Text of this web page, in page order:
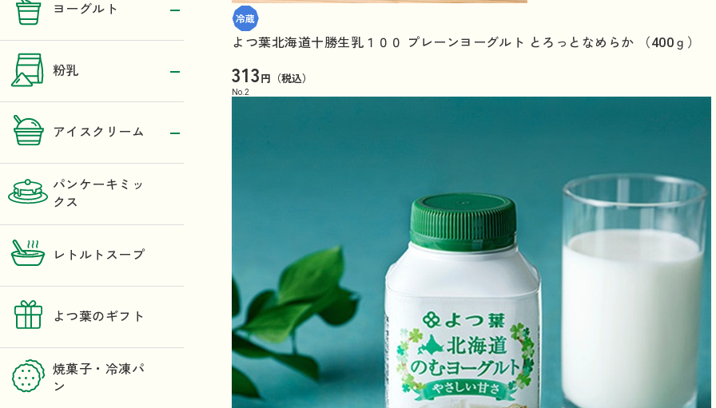
ヨーグルト
粉乳
アイスクリーム
パンケーキミッ
クス
レトルトスープ
よつ葉のギフト
焼菓子・冷凍パ
ン
よつ葉北海道十勝生乳１００ プレーンヨーグルト とろっとなめらか （400ｇ）
313円（税込）
No.2